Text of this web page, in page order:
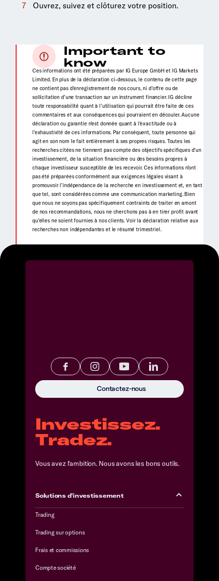
Ouvrez, suivez et clôturez votre position.
Important to
know
Ces informations ont été préparées par IG Europe GmbH et IG Markets
Limited. En plus de la déclaration ci-dessous, le contenu de cette page
ne contient pas d’enregistrement de nos cours, ni d’offre ou de
sollicitation d’une transaction sur un instrument financier. IG décline
toute responsabilité quant à l’utilisation qui pourrait être faite de ces
commentaires et aux conséquences qui pourraient en découler. Aucune
déclaration ou garantie n’est donnée quant à l’exactitude ou à
l’exhaustivité de ces informations. Par conséquent, toute personne qui
agit en son nom le fait entièrement à ses propres risques. Toutes les
recherches citées ne tiennent pas compte des objectifs spécifiques d’un
investissement, de la situation financière ou des besoins propres à
chaque investisseur susceptible de les recevoir. Ces informations n’ont
pas été préparées conformément aux exigences légales visant à
promouvoir l’indépendance de la recherche en investissement et, en tant
que tel, sont considérées comme une communication marketing. Bien
que nous ne soyons pas spécifiquement contraints de traiter en amont
de nos recommandations, nous ne cherchons pas à en tirer profit avant
qu’elles ne soient fournies à nos clients. Voir la déclaration relative aux
recherches non indépendantes et le résumé trimestriel.
Investissez.
Tradez.
Vous avez l'ambition. Nous avons les bons outils.
Solutions d'investissement
Trading
Trading sur options
Frais et commissions
Compte société